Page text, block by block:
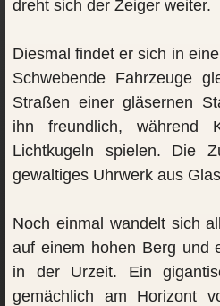
dreht sich der Zeiger weiter.
Diesmal findet er sich in
Schwebende Fahrzeuge
Straßen einer gläsernen
ihn freundlich, während
Lichtkugeln spielen. Die
gewaltiges Uhrwerk aus
Noch einmal wandelt sich
auf einem hohen Berg und
in der Urzeit. Ein
gemächlich am Horizont